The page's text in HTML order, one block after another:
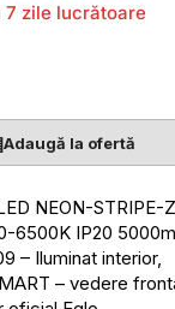
7 zile lucrătoare
Adaugă la ofertă